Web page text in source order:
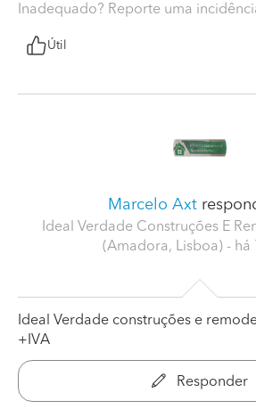
Inadequado? Reporte uma
Útil
Marcelo Axt
Ideal Verdade Construções E
(Amadora, Lisboa) - há
Ideal Verdade construções e
+IVA
Responder